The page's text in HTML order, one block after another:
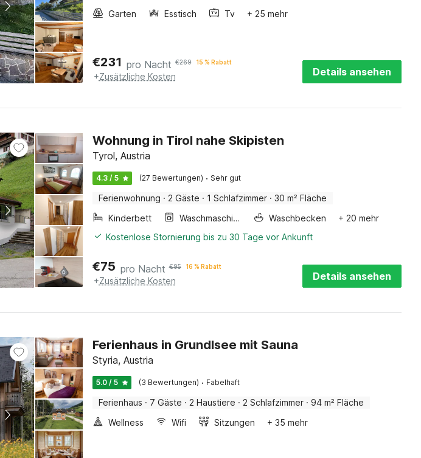
Garten
Esstisch Tv + 25 mehr
€231 pro Nacht €269 15 % Rabatt
+Zusätzliche Kosten Details ansehen
Wohnung in Tirol nahe Skipisten
Tyrol, Austria
4.3 / 5 (27 Bewertungen) · Sehr gut
Ferienwohnung · 2 Gäste · 1 Schlafzimmer · 30 m² Fläche
Kinderbett
Waschmaschine Waschbecken
+ 20 mehr
Kostenlose Stornierung bis zu 30 Tage vor Ankunft
€75 pro Nacht €95 16 % Rabatt
+Zusätzliche Kosten Details ansehen
Ferienhaus in Grundlsee mit Sauna
Styria, Austria
5.0 / 5 (3 Bewertungen) · Fabelhaft
Ferienhaus · 7 Gäste · 2 Haustiere · 2 Schlafzimmer · 94 m² Fläche
Wellness
Wifi Sitzungen + 35 mehr